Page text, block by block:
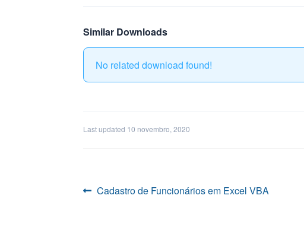
Similar Downloads
No related download found!
Last updated 10 novembro, 2020
Navegação
Post
Cadastro de Funcionários em Excel VBA